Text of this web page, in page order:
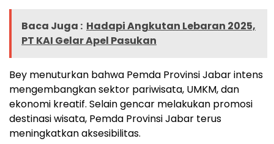
Baca Juga : Hadapi Angkutan Lebaran 2025,
PT KAI Gelar Apel Pasukan
Bey menuturkan bahwa Pemda Provinsi Jabar intens
mengembangkan sektor pariwisata, UMKM, dan
ekonomi kreatif. Selain gencar melakukan promosi
destinasi wisata, Pemda Provinsi Jabar terus
meningkatkan aksesibilitas.